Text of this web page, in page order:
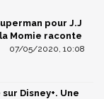
pour J.J
Momie raconte
07/05/2020, 10:08
Disney+. Une